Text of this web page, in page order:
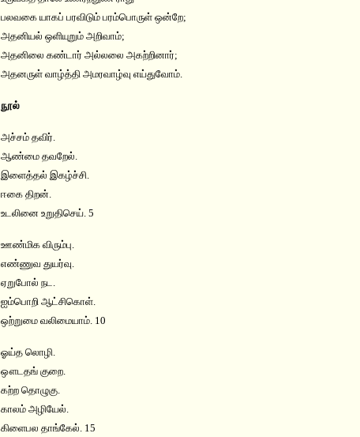
பலவகை யாகப் பரவிடும் பரம்பொருள் ஒன்றே;
அதனியல் ஒளியுறும் அறிவாம்;
அதனிலை கண்டார் அல்லலை அகற்றினார்;
அதனருள் வாழ்த்தி அமரவாழ்வு எய்துவோம்.
நூல்
அச்சம் தவிர்.
ஆண்மை தவறேல்.
இளைத்தல் இகழ்ச்சி.
ஈகை திறன்.
உடலினை உறுதிசெய். 5
ஊண்மிக விரும்பு.
எண்ணுவ துயர்வு.
ஏறுபோல் நட.
ஐம்பொறி ஆட்சிகொள்.
ஒற்றுமை வலிமையாம். 10
ஓய்த லொழி.
ஔடதங் குறை.
கற்ற தொழுகு.
காலம் அழியேல்.
கிளைபல தாங்கேல். 15